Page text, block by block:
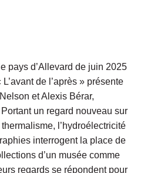
pays d’Allevard de juin 2025
de l’après » présente
et Alexis Bérar,
un regard nouveau sur
l’hydroélectricité
interrogent la place de
d’un musée comme
regards se répondent pour